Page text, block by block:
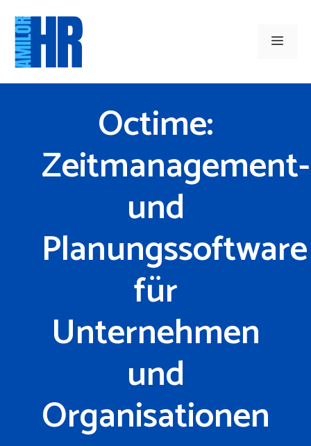
Inhalt
springen
Menü
Octime:
Zeitmanagement-
und
Planungssoftware
für
Unternehmen
und
Organisationen